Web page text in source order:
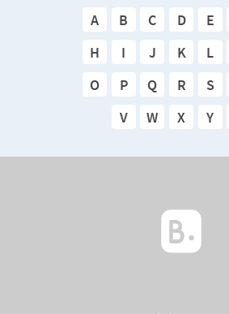
A B C D E
H
I J K L
O
P Q R S
V
W X Y